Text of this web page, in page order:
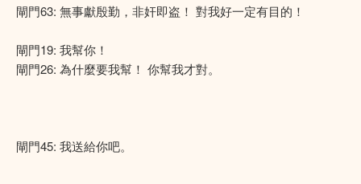
閘門63: 無事獻殷勤，非奸即盗！ 對我好一定有目的！
閘門19: 我幫你！
閘門26: 為什麼要我幫！ 你幫我才對。
閘門45: 我送給你吧。